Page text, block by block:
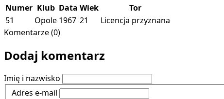
Numer Klub Data Wiek
Tor
51
Opole 1967 21
Licencja przyznana
Komentarze (0)
Dodaj komentarz
Imię i nazwisko
Adres e-mail